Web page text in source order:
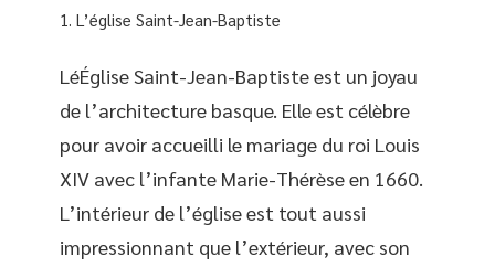
L’église Saint-Jean-Baptiste
LéÉglise Saint-Jean-Baptiste est un joyau
de l’architecture basque. Elle est célèbre
pour avoir accueilli le mariage du roi Louis
XIV avec l’infante Marie-Thérèse en 1660.
L’intérieur de l’église est tout aussi
impressionnant que l’extérieur, avec son